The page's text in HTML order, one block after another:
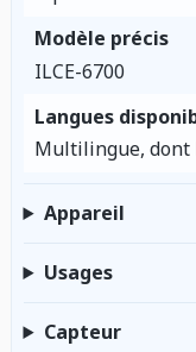
Modèle précis
ILCE-6700
Langues
Multilingue, dont
Appareil
Usages
Capteur